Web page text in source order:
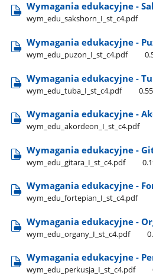
Wymagania edukacyjne -
wym​_edu​_sakshorn​_I​_st​_c4.pdf
Wymagania edukacyjne -
wym​_edu​_puzon​_I​_st​_c4.pdf
Wymagania edukacyjne -
wym​_edu​_tuba​_I​_st​_c4.pdf
Wymagania edukacyjne -
wym​_edu​_akordeon​_I​_st​_c4.pdf
Wymagania edukacyjne -
wym​_edu​_gitara​_I​_st​_c4.pdf
Wymagania edukacyjne -
wym​_edu​_fortepian​_I​_st​_c4.pdf
Wymagania edukacyjne -
wym​_edu​_organy​_I​_st​_c4.pdf
Wymagania edukacyjne -
wym​_edu​_perkusja​_I​_st​_c4.pdf